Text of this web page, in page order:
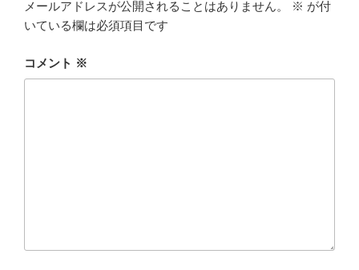
メールアドレスが公開されることはありません。 ※ が付
いている欄は必須項目です
コメント ※